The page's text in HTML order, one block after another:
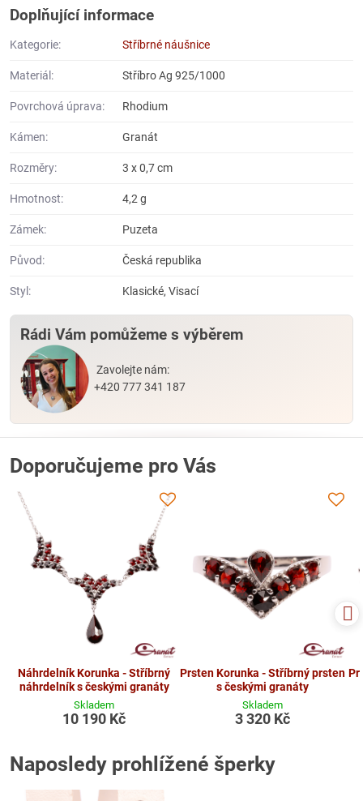
Doplňující informace
Kategorie: Stříbrné náušnice
Materiál: Stříbro Ag 925/1000
Povrchová úprava: Rhodium
Kámen: Granát
Rozměry: 3 x 0,7 cm
Hmotnost: 4,2 g
Zámek: Puzeta
Původ: Česká republika
Styl: Klasické, Visací
Rádi Vám pomůžeme s výběrem
Zavolejte nám:
+420 777 341 187
Doporučujeme pro Vás
Náhrdelník Korunka - Stříbrný
náhrdelník s českými granáty
Skladem
10 190 Kč
Prsten Korunka - Stříbrný prsten
s českými granáty
Skladem
3 320 Kč
Naposledy prohlížené šperky